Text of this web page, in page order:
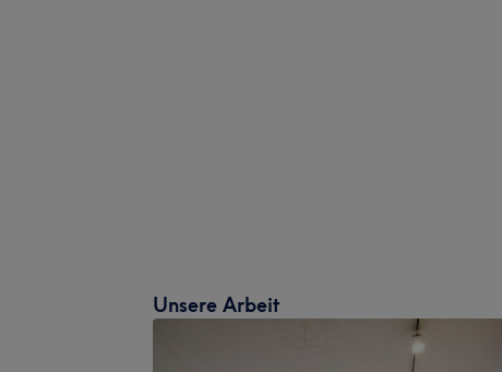
Unsere Arbeit